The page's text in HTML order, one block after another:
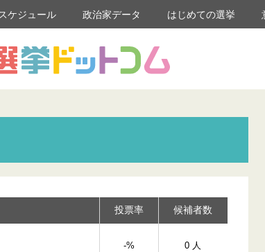
ケジュール 政治家データ はじめての選挙
投票率 候補者数
-% 0 人